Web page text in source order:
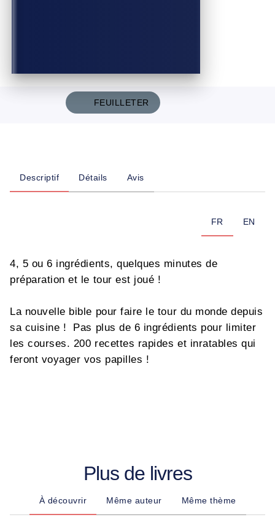
FEUILLETER
Descriptif Détails Avis
FR EN
4, 5 ou 6 ingrédients, quelques minutes de
préparation et le tour est joué !
La nouvelle bible pour faire le tour du monde depuis
sa cuisine ! Pas plus de 6 ingrédients pour limiter
les courses. 200 recettes rapides et inratables qui
feront voyager vos papilles !
Plus de livres
À découvrir Même auteur Même thème